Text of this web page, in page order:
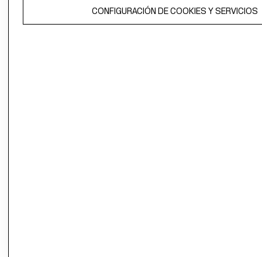
El contenido de esta página web está protegido por copyright y es
propiedad de H&M Hennes & Mauritz AB.CONFIGURACIÓN DE COOKIES Y SERVICIOS